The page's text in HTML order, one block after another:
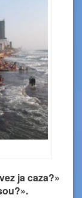
ja caza?»